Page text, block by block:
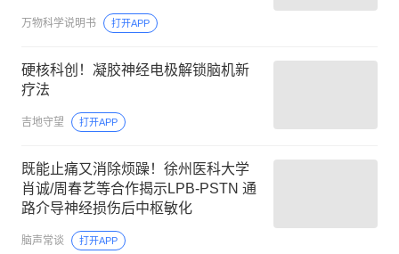
万物科学说明书 打开APP
硬核科创！凝胶神经电极解锁脑机新
疗法
吉地守望 打开APP
既能止痛又消除烦躁！徐州医科大学
肖诚/周春艺等合作揭示LPB-PSTN 通
路介导神经损伤后中枢敏化
脑声常谈 打开APP